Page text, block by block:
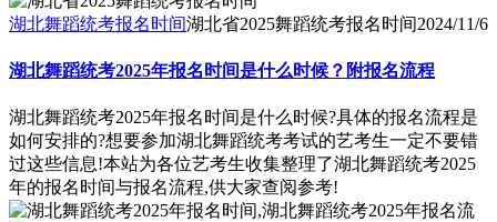
湖北舞蹈统考报名时间湖北省2025舞蹈统考报名时间2024/11/6
湖北舞蹈统考2025年报名时间是什么时候？附报名流程
湖北舞蹈统考2025年报名时间是什么时候?具体的报名流程是
如何安排的?想要参加湖北舞蹈统考考试的艺考生一定不要错
过这些信息!本站为各位艺考生收集整理了湖北舞蹈统考2025
年的报名时间与报名流程,供大家查阅参考!